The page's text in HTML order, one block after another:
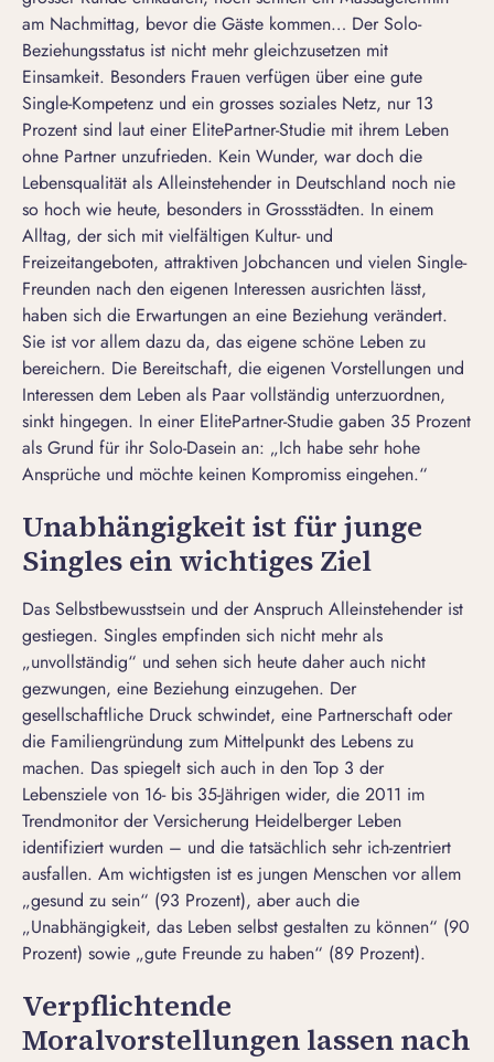
am Nachmittag, bevor die Gäste kommen… Der Solo-
Beziehungsstatus ist nicht mehr gleichzusetzen mit
Einsamkeit. Besonders Frauen verfügen über eine gute
Single-Kompetenz und ein grosses soziales Netz, nur 13
Prozent sind laut einer ElitePartner-Studie mit ihrem Leben
ohne Partner unzufrieden. Kein Wunder, war doch die
Lebensqualität als Alleinstehender in Deutschland noch nie
so hoch wie heute, besonders in Grossstädten. In einem
Alltag, der sich mit vielfältigen Kultur- und
Freizeitangeboten, attraktiven Jobchancen und vielen Single-
Freunden nach den eigenen Interessen ausrichten lässt,
haben sich die Erwartungen an eine Beziehung verändert.
Sie ist vor allem dazu da, das eigene schöne Leben zu
bereichern. Die Bereitschaft, die eigenen Vorstellungen und
Interessen dem Leben als Paar vollständig unterzuordnen,
sinkt hingegen. In einer ElitePartner-Studie gaben 35 Prozent
als Grund für ihr Solo-Dasein an: „Ich habe sehr hohe
Ansprüche und möchte keinen Kompromiss eingehen.“
Unabhängigkeit ist für junge
Singles ein wichtiges Ziel
Das Selbstbewusstsein und der Anspruch Alleinstehender ist
gestiegen. Singles empfinden sich nicht mehr als
„unvollständig“ und sehen sich heute daher auch nicht
gezwungen, eine Beziehung einzugehen. Der
gesellschaftliche Druck schwindet, eine Partnerschaft oder
die Familiengründung zum Mittelpunkt des Lebens zu
machen. Das spiegelt sich auch in den Top 3 der
Lebensziele von 16- bis 35-Jährigen wider, die 2011 im
Trendmonitor der Versicherung Heidelberger Leben
identifiziert wurden – und die tatsächlich sehr ich-zentriert
ausfallen. Am wichtigsten ist es jungen Menschen vor allem
„gesund zu sein“ (93 Prozent), aber auch die
„Unabhängigkeit, das Leben selbst gestalten zu können“ (90
Prozent) sowie „gute Freunde zu haben“ (89 Prozent).
Verpflichtende
Moralvorstellungen lassen nach